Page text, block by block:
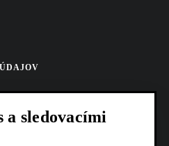
a sledovacími